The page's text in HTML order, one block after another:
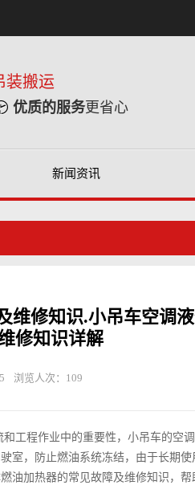
装搬运
优质的服务更省心
新闻资讯
维修知识.小吊车空调
修知识详解
浏览人次： 109
工程作业中的重要性，小吊车的空
室，防止燃油系统冻结，由于长期使
油加热器的常见故障及维修知识，